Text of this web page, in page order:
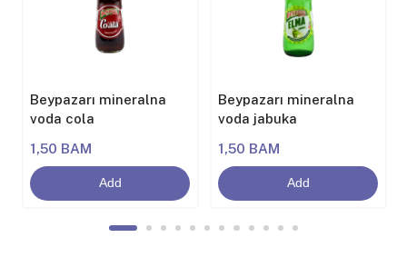
Beypazarı mineralna
voda cola
1,50 BAM
Add
Beypazarı mineralna
voda jabuka
1,50 BAM
Add